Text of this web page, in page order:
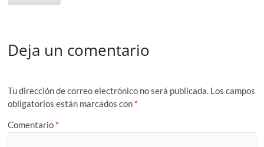
Deja un comentario
Tu dirección de correo electrónico no será publicada. Los campos
obligatorios están marcados con *
Comentario *